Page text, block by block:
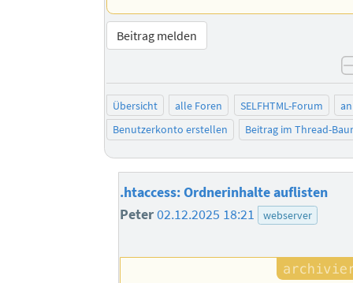
Beitrag melden
Übersicht alle Foren SELFHTML-Forum
Benutzerkonto erstellen
Beitrag im Thread-
.htaccess: Ordnerinhalte auflisten
Peter02.12.2025 18:21 webserver